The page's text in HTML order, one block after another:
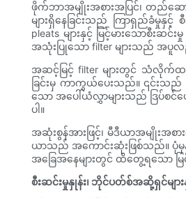
ဖိုက်ဘာအမျိုးအစားအပြင်၊ တည်ဆ
များရှိနေခြင်းသည် ကြာရှည်ခံမှုနှ
pleats များနှင့် မြင့်မားသောစီ
အသုံးပြုသော filter များသည် အပူ
အဆင့်မြင့် filter များတွင် သံလိုက်
ခြင်းမှ ကာကွယ်ပေးသည်။ ၎င်းသ
သော အပေါ်ယံလွှာများသည် ဒြပ်စင်
ပါ။
အဆုံးစွန်အားဖြင့်၊ မီဒီယာအမျိုးအစ
ယာသည် အကောင်းဆုံးဖြစ်သည်။ ပုံ
အခြေအနေများတွင် ထိတွေ့ရသော မ
စီးဆင်းမှုနှုန်း၊ ဘိုင်ပတ်စ်အဆို့ရှင်မျာ